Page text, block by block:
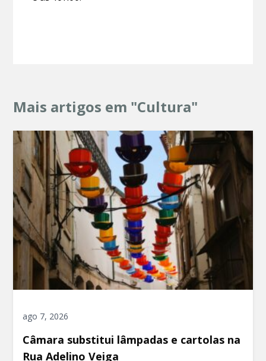
Mais artigos em "Cultura"
ago 7, 2026
Câmara substitui lâmpadas e cartolas na
Rua Adelino Veiga